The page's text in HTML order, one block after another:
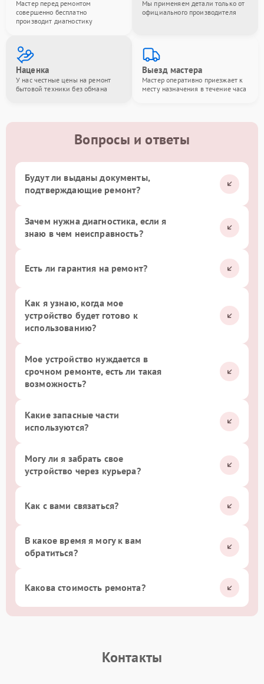
Мастер перед ремонтом
совершенно бесплатно
производит диагностику
Мы применяем детали только от
официального производителя
Наценка
У нас честные цены на ремонт
бытовой техники без обмана
Выезд мастера
Мастер оперативно приезжает к
месту назначения в течение часа
Вопросы и ответы
Будут ли выданы документы,
подтверждающие ремонт?
Зачем нужна диагностика, если я
знаю в чем неисправность?
Есть ли гарантия на ремонт?
Как я узнаю, когда мое
устройство будет готово к
использованию?
Мое устройство нуждается в
срочном ремонте, есть ли такая
возможность?
Какие запасные части
используются?
Могу ли я забрать свое
устройство через курьера?
Как с вами связаться?
В какое время я могу к вам
обратиться?
Какова стоимость ремонта?
Контакты